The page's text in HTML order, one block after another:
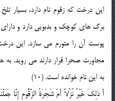
برگ های کوچک و بدبویی دارد و
پوست آن را متورم می سازد. این
مجاورت صحرا قرار دارند می روید. به
به این نام خوانده است. (10)
أَ ذلِکَ خَیْرٌ نُزُلاً أَمْ شَجَرَةُ الزَّقُّومِ‌ إِنَّا